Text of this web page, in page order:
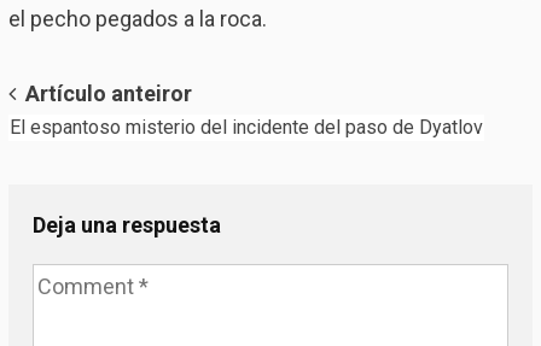
el pecho pegados a la roca.
Post
navigation
Artículo anteiror
El espantoso misterio del incidente del paso de Dyatlov
Deja una respuesta